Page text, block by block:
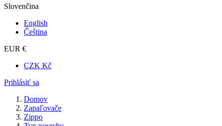
Slovenčina
English
Čeština
EUR €
CZK Kč
Prihlásiť sa
Domov
Zapaľovače
Zippo